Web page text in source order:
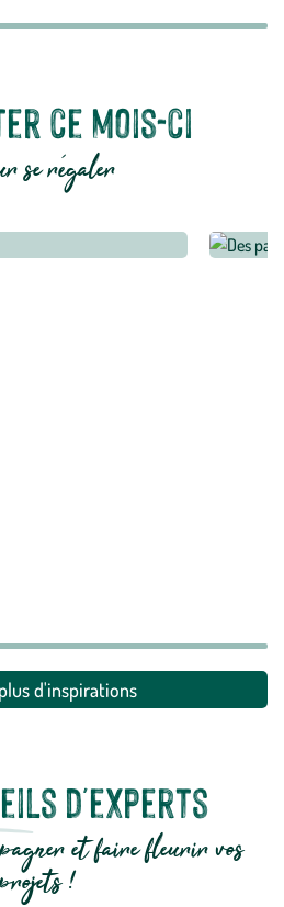
ce mois-ci
se régaler
d'inspirations
d'experts
et faire fleurir vos
projets !